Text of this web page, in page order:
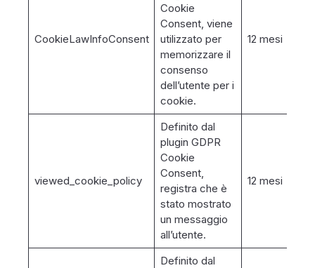
CookieLawInfoConsent
Cookie
Consent, viene
utilizzato per
memorizzare il
consenso
dell’utente per i
cookie.
12 mesi
viewed_cookie_policy
Definito dal
plugin GDPR
Cookie
Consent,
registra che è
stato mostrato
un messaggio
all’utente.
12 mesi
Definito dal